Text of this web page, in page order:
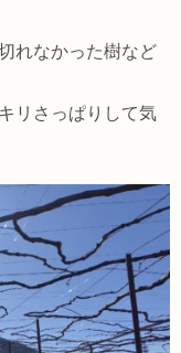
れなかった樹など
リさっぱりして気